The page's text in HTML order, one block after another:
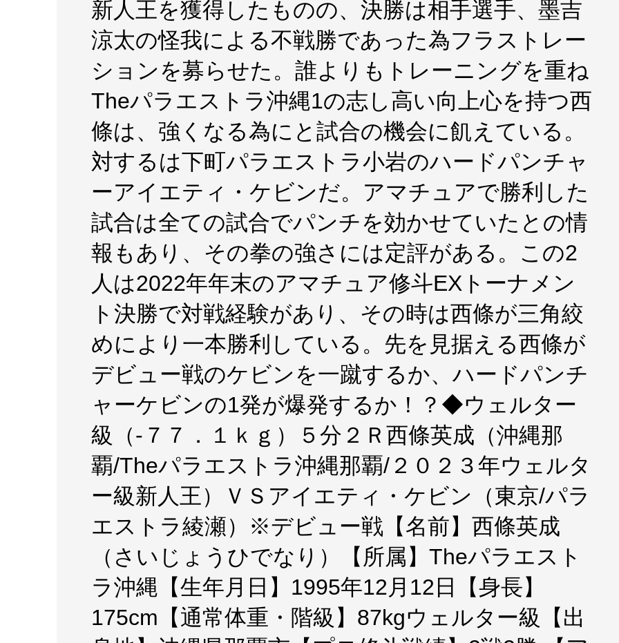
新人王を獲得したものの、決勝は相手選手、墨吉
涼太の怪我による不戦勝であった為フラストレー
ションを募らせた。誰よりもトレーニングを重ね
Theパラエストラ沖縄1の志し高い向上心を持つ西
條は、強くなる為にと試合の機会に飢えている。
対するは下町パラエストラ小岩のハードパンチャ
ーアイエティ・ケビンだ。アマチュアで勝利した
試合は全ての試合でパンチを効かせていたとの情
報もあり、その拳の強さには定評がある。この2
人は2022年年末のアマチュア修斗EXトーナメン
ト決勝で対戦経験があり、その時は西條が三角絞
めにより一本勝利している。先を見据える西條が
デビュー戦のケビンを一蹴するか、ハードパンチ
ャーケビンの1発が爆発するか！？◆ウェルター
級（-７７．１ｋｇ）５分２Ｒ西條英成（沖縄那
覇/Theパラエストラ沖縄那覇/２０２３年ウェルタ
ー級新人王）ＶＳアイエティ・ケビン（東京/パラ
エストラ綾瀬）※デビュー戦【名前】西條英成
（さいじょうひでなり）【所属】Theパラエスト
ラ沖縄【生年月日】1995年12月12日【身長】
175cm【通常体重・階級】87kgウェルター級【出